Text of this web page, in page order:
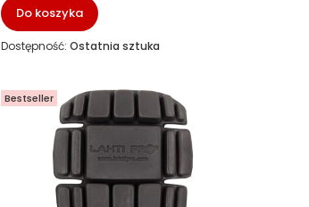
Do koszyka
Dostępność: Ostatnia sztuka
Bestseller